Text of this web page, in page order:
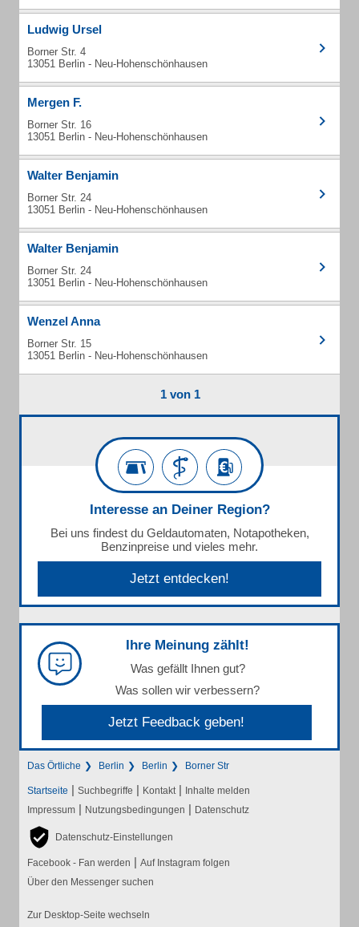
Ludwig Ursel
Borner Str. 4
13051 Berlin - Neu-Hohenschönhausen
Mergen F.
Borner Str. 16
13051 Berlin - Neu-Hohenschönhausen
Walter Benjamin
Borner Str. 24
13051 Berlin - Neu-Hohenschönhausen
Walter Benjamin
Borner Str. 24
13051 Berlin - Neu-Hohenschönhausen
Wenzel Anna
Borner Str. 15
13051 Berlin - Neu-Hohenschönhausen
1 von 1
Interesse an Deiner Region?
Bei uns findest du Geldautomaten, Notapotheken,
Benzinpreise und vieles mehr.
Jetzt entdecken!
Ihre Meinung zählt!
Was gefällt Ihnen gut?
Was sollen wir verbessern?
Jetzt Feedback geben!
Das Örtliche Berlin Berlin Borner Str
Startseite | Suchbegriffe | Kontakt | Inhalte melden
Impressum | Nutzungsbedingungen | Datenschutz
Datenschutz-Einstellungen
Facebook - Fan werden | Auf Instagram folgen
Über den Messenger suchen
Zur Desktop-Seite wechseln